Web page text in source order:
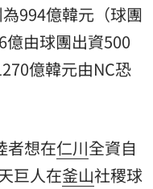
994億韓元（球團
億由球團出資500
億韓元由NC恐
者想在仁川全資自
巨人在釜山社稷球